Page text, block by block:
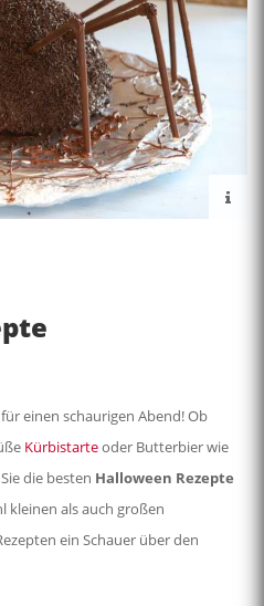
für einen schaurigen Abend! Ob
Kürbistarteoder Butterbier wie
die besten Halloween Rezepte
kleinen als auch großen
ein Schauer über den